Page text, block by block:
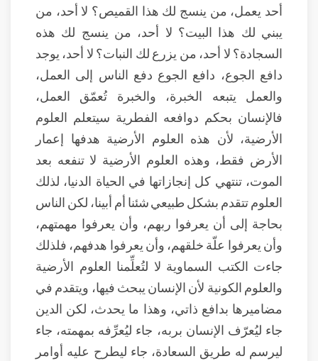
أحد يعمل، من ينسج لك هذا القميص؟ لا أحد، من
يبني لك هذا البيت؟ لا أحد، من ينسج لك هذه
السجادة؟ لا أحد، من يزرع لك النبات؟ لا أحد، يوجد
دافع الجوع، دافع الجوع دفع الناس إلى العمل،
والعمل يتبعه الخبرة، والخبرة تُعمّق العمل،
فالإنسان بحكم دوافعه الفطرية سيتعلم العلوم
الأرضية، لأن هذه العلوم الأرضية هدفها إعمار
الأرض فقط، وهذه العلوم الأرضية لا تنفعه بعد
الموت، تنتهي كل إنجازاتها في الحياة الدنيا، لذلك
العلوم تتقدم بشكل طبيعي شئنا أم أبينا، لكن الناس
بحاجة إلى أن يعرفوا ربهم، وأن يعرفوا مهمتهم،
وأن يعرفوا علّة خلقهم، وأن يعرفوا هدفهم، فلذلك
جاءت الكتب السماوية لا لتُعلِّمنا العلوم الأرضية
والعلوم الكونية لأن الإنسان يبحث فيها، ويتقدم في
مضاميرها بدافع ذاتي، وهذا ما يحدث، لكن الدين
جاء ليُعرّف الإنسان بربه، جاء ليُعرِّفه بمهمته، جاء
ليرسم له طريق السعادة، جاء ليطرح عليه أوامر